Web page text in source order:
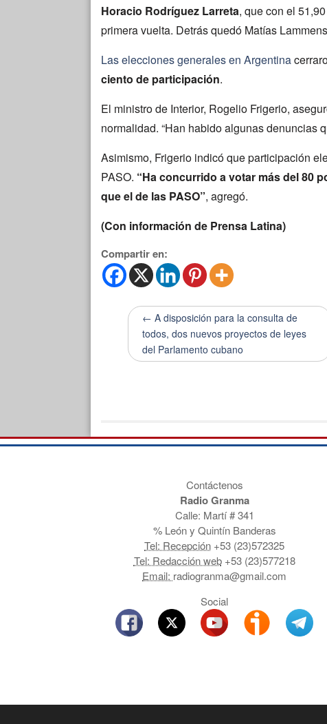
Horacio Rodríguez Larreta, que con el
primera vuelta. Detrás quedó Matías
Las elecciones generales en Argentina
ciento de participación.
El ministro de Interior, Rogelio Frigerio,
normalidad. “Han habido algunas denuncias
Asimismo, Frigerio indicó que participación
PASO. “Ha concurrido a votar más del 80
que el de las PASO”, agregó.
(Con información de Prensa Latina)
Compartir en:
← A disposición para la consulta de
todos, dos nuevos proyectos de leyes
del Parlamento cubano
Contáctenos
Radio Granma
Calle: Martí # 341
% León y Quintín Banderas
Tel: Recepción +53 (23)572325
Tel: Redacción web+53 (23)577218
Email: radiogranma@gmail.com
Social